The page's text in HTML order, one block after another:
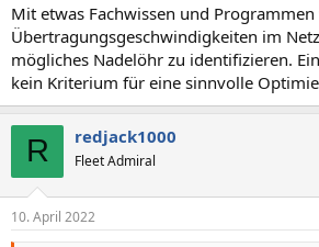
Mit etwas Fachwissen und
Übertragungsgeschwindigkeiten im
mögliches Nadelöhr zu identifizieren.
kein Kriterium für eine sinnvolle
R redjack1000
Fleet Admiral
10. April 2022